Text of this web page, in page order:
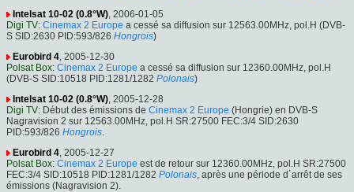
Intelsat 10-02 (0.8°W) , 2006-01-05
Digi TV: Cinemax 2 Europe a cessé sa diffusion sur 12563.00MHz, pol.H (DVB-
S SID:2630 PID:593/826 Hongrois)
Eurobird 4 , 2005-12-30
Polsat Box: Cinemax 2 Europe a cessé sa diffusion sur 12360.00MHz, pol.H
(DVB-S SID:10518 PID:1281/1282 Polonais)
Intelsat 10-02 (0.8°W) , 2005-12-28
Digi TV: Début des émissions de Cinemax 2 Europe (Hongrie) en DVB-S
Nagravision 2 sur 12563.00MHz, pol.H SR:27500 FEC:3/4 SID:2630
PID:593/826 Hongrois
Eurobird 4 , 2005-12-27
Polsat Box: Cinemax 2 Europe est de retour sur 12360.00MHz, pol.H SR:27500
FEC:3/4 SID:10518 PID:1281/1282 Polonais , après une période d´arrêt de ses
émissions (Nagravision 2).